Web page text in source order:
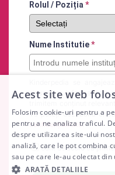
Rolul / Poziția *
Nume Institutie*
Kinderpedia se
siguranța informațiilor
trimitem conținut
Vă puteți dezabona
confidențialitate.
Sunt de acord să
Acest site web
Folosim cookie-uri pentru a
pentru a ne analiza traficul.
despre utilizarea site-ului
analiză, care le pot combina
sau pe care le-au colectat
ARATĂ DETALIILE